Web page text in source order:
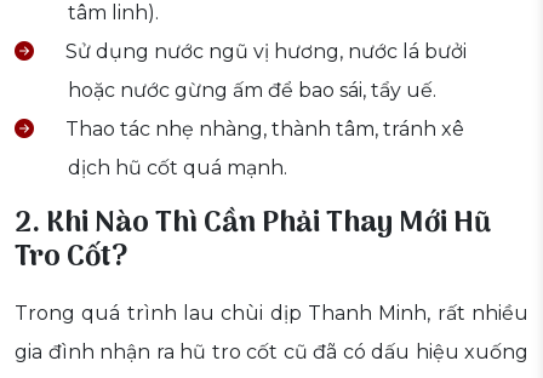
tâm linh).
Sử dụng nước ngũ vị hương, nước lá bưởi
hoặc nước gừng ấm để bao sái, tẩy uế.
Thao tác nhẹ nhàng, thành tâm, tránh xê
dịch hũ cốt quá mạnh.
2. Khi Nào Thì Cần Phải Thay Mới Hũ
Tro Cốt?
Trong quá trình lau chùi dịp Thanh Minh, rất nhiều
gia đình nhận ra hũ tro cốt cũ đã có dấu hiệu xuống